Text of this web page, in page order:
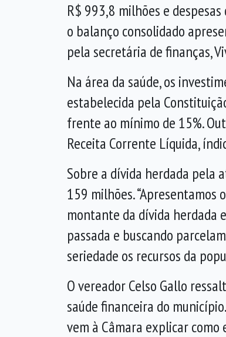
R$ 993,8 milhões e
o balanço consolidado
pela secretária de finanças,
Na área da saúde, os
estabelecida pela
frente ao mínimo de 15%.
Receita Corrente Líquida,
Sobre a dívida herdada pela
159 milhões.
montante da dívida herdada
passada e buscando
seriedade os recursos da
O vereador Celso Gallo
saúde financeira do
vem à Câmara explicar como